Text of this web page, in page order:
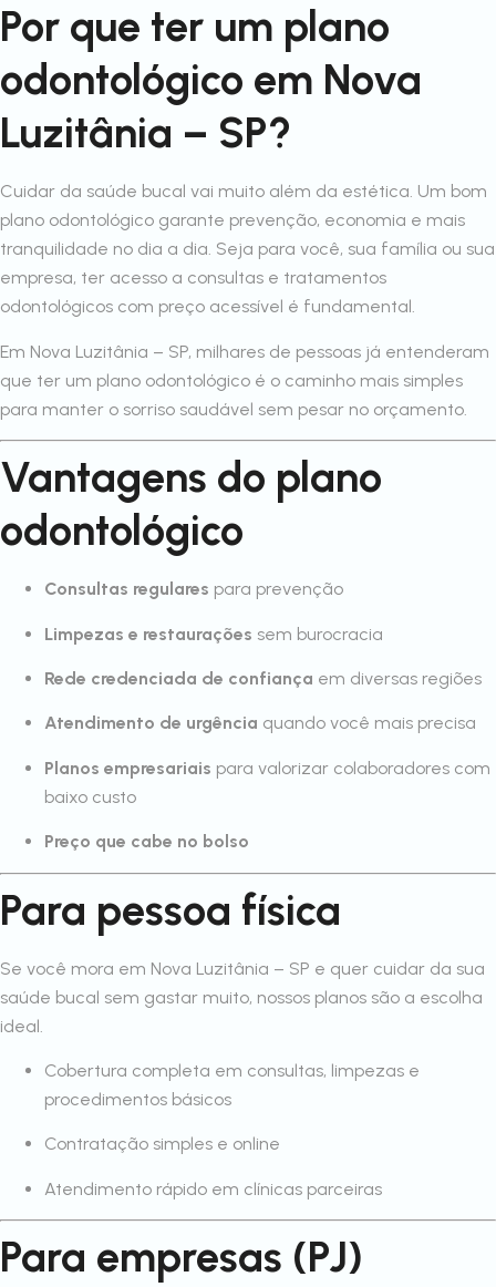
Por que ter um plano
odontológico em Nova
Luzitânia – SP?
Cuidar da saúde bucal vai muito além da estética. Um bom
plano odontológico garante prevenção, economia e mais
tranquilidade no dia a dia. Seja para você, sua família ou sua
empresa, ter acesso a consultas e tratamentos
odontológicos com preço acessível é fundamental.
Em Nova Luzitânia – SP, milhares de pessoas já entenderam
que ter um plano odontológico é o caminho mais simples
para manter o sorriso saudável sem pesar no orçamento.
Vantagens do plano
odontológico
Consultas regulares para prevenção
Limpezas e restaurações sem burocracia
Rede credenciada de confiança em diversas regiões
Atendimento de urgência quando você mais precisa
Planos empresariais para valorizar colaboradores com
baixo custo
Preço que cabe no bolso
Para pessoa física
Se você mora em Nova Luzitânia – SP e quer cuidar da sua
saúde bucal sem gastar muito, nossos planos são a escolha
ideal.
Cobertura completa em consultas, limpezas e
procedimentos básicos
Contratação simples e online
Atendimento rápido em clínicas parceiras
Para empresas (PJ)